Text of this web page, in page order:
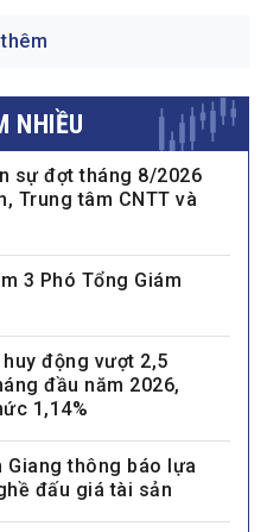
NHIỀU
sự đợt tháng 8/2026
Trung tâm CNTT và
3 Phó Tổng Giám
động vượt 2,5
đầu năm 2026,
1,14%
Giang thông báo lựa
đấu giá tài sản